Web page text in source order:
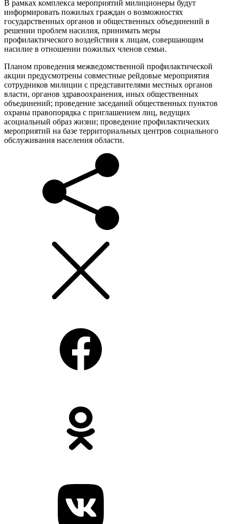
В рамках комплекса мероприятий милиционеры будут
информировать пожилых граждан о возможностях
государственных органов и общественных объединений в
решении проблем насилия, принимать меры
профилактического воздействия к лицам, совершающим
насилие в отношении пожилых членов семьи.
Планом проведения межведомственной профилактической
акции предусмотрены совместные рейдовые мероприятия
сотрудников милиции с представителями местных органов
власти, органов здравоохранения, иных общественных
объединений; проведение заседаний общественных пунктов
охраны правопорядка с приглашением лиц, ведущих
асоциальный образ жизни; проведение профилактических
мероприятий на базе территориальных центров социального
обслуживания населения области.